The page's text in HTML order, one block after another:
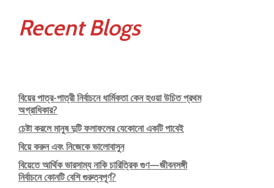
Recent Blogs
বিয়ের পাত্র-পাত্রী নির্বাচনে ধার্মিকতা কেন হওয়া উচিত প্রথম
অগ্রাধিকার?
চেষ্টা করলে মানুষ দুটি ফলাফলের যেকোনো একটি পাবেই
বিয়ে করুন এবং নিজেকে ভালোবাসুন
বিয়েতে আর্থিক ভারসাম্য নাকি চারিত্রিক গুণ—জীবনসঙ্গী
নির্বাচনে কোনটি বেশি গুরুত্বপূর্ণ?